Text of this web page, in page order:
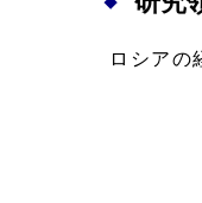
ロシアの